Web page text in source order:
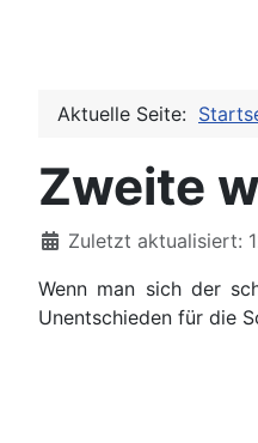
Aktuelle Seite:
Zweite
DetailsZuletzt aktualisiert:
Wenn man sich der
Unentschieden für die